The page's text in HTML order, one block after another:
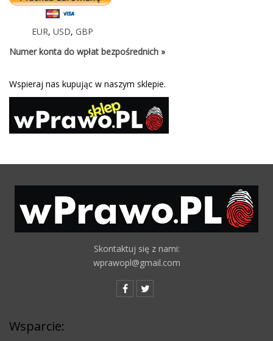
EUR, USD, GBP
Numer konta do wpłat bezpośrednich »
Wspieraj nas kupując w naszym sklepie.
Skontaktuj się z nami:
wprawopl@gmail.com
Wsparcie: